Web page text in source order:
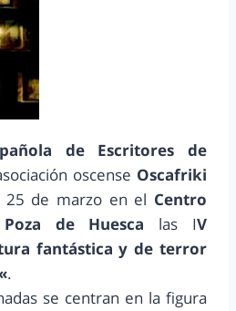
de Escritores de
oscense Oscafriki
25 de marzo en el Centro
de Huesca las IV
fantástica y de terror
.
se centran en la figura